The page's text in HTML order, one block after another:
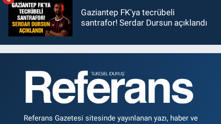
Gaziantep FK'ya tecrübeli
santrafor! Serdar Dursun açıklandı
Referans Gazetesi sitesinde yayınlanan yazı, haber ve